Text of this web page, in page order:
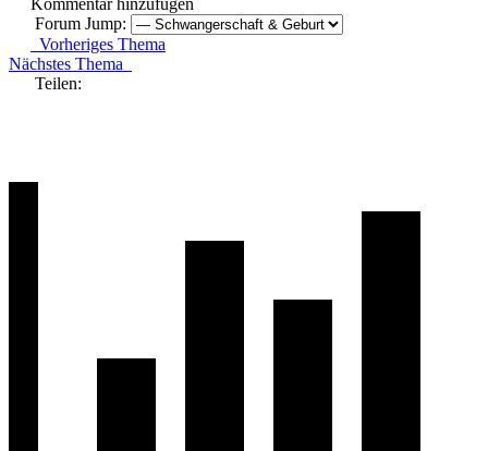
Kommentar hinzufügen
Forum Jump:
Vorheriges Thema
Nächstes Thema
Teilen: